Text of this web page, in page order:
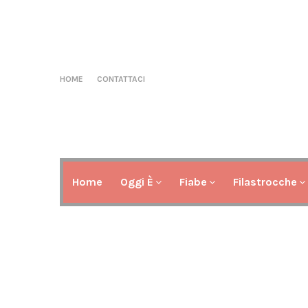
HOME CONTATTACI
Home Oggi È Fiabe Filastrocche